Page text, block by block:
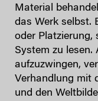
Material
das Werk selbst.
oder Platzierung,
System zu lesen.
aufzuzwingen,
Verhandlung mit
und den